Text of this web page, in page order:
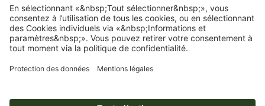
À propos de nous
Abonnez-vous à notre newsletter et profitez d'une remise de
15 %